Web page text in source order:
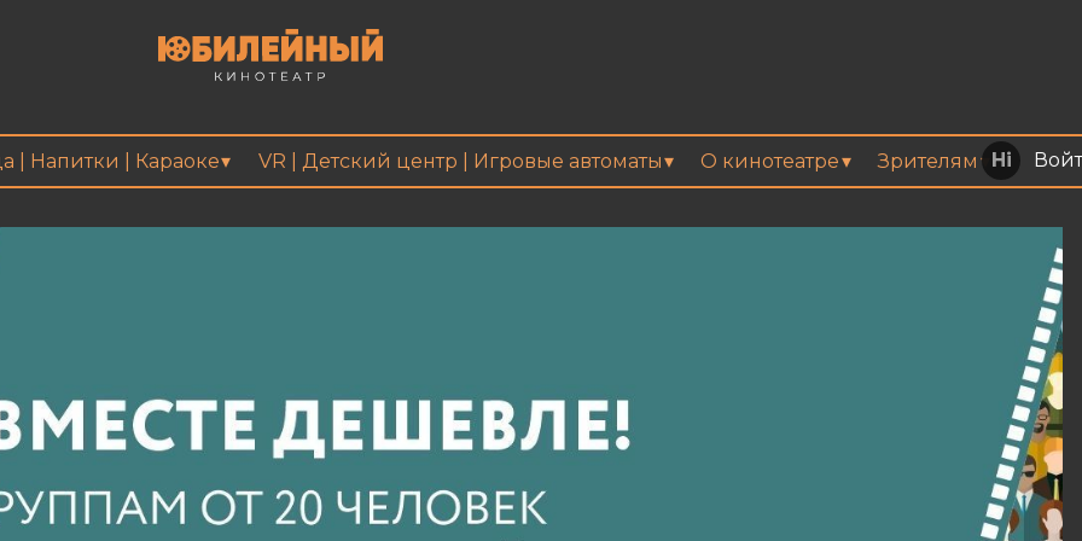
| Напитки | Караоке VR | Детский центр | Игровые автоматы О кинотеатре Зрителям